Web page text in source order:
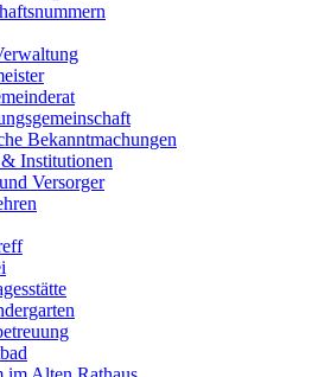
Bekanntmachungen
Institutionen
Versorger